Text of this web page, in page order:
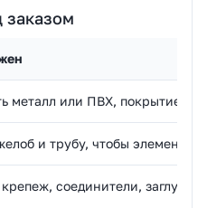
заказом
металл или ПВХ, покрытие и
и трубу, чтобы элементы
соединители,